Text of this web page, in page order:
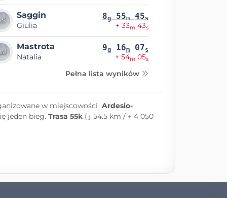
Saggin
Giulia
8g 55m 45s
+ 33m 43s
Mastrota
Natalia
9g 16m 07s
+ 54m 05s
Pełna lista wyników
w miejscowości Ardesio-
jeden bieg. Trasa 55k(⨦ 54.5 km / + 4 050